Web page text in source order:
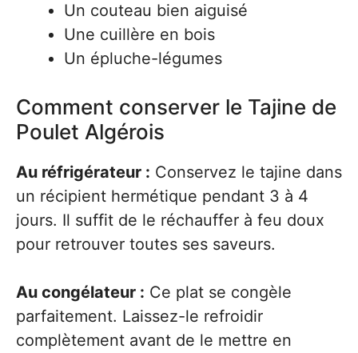
Un couteau bien aiguisé
Une cuillère en bois
Un épluche-légumes
Comment conserver le Tajine de
Poulet Algérois
Au réfrigérateur : Conservez le tajine dans
un récipient hermétique pendant 3 à 4
jours. Il suffit de le réchauffer à feu doux
pour retrouver toutes ses saveurs.
Au congélateur : Ce plat se congèle
parfaitement. Laissez-le refroidir
complètement avant de le mettre en